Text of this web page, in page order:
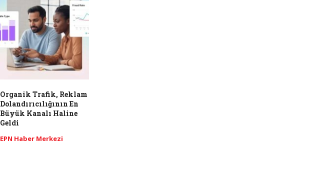
Organik Trafik, Reklam
Dolandırıcılığının En
Büyük Kanalı Haline
Geldi
EPN Haber Merkezi